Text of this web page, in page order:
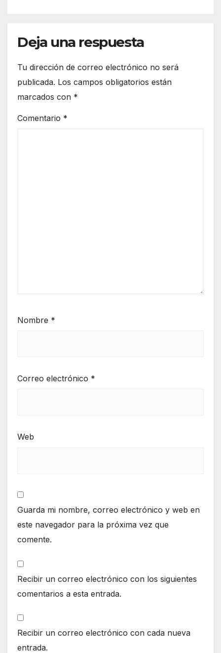
Deja una respuesta
Tu dirección de correo electrónico no será
publicada. Los campos obligatorios están
marcados con *
Comentario *
Nombre *
Correo electrónico *
Web
Guarda mi nombre, correo electrónico y web en
este navegador para la próxima vez que
comente.
Recibir un correo electrónico con los siguientes
comentarios a esta entrada.
Recibir un correo electrónico con cada nueva
entrada.